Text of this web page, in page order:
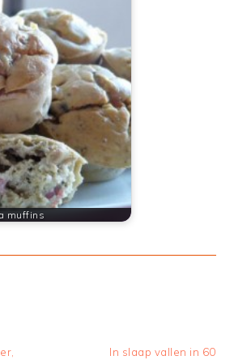
muffins
Next
In slaap vallen in 60